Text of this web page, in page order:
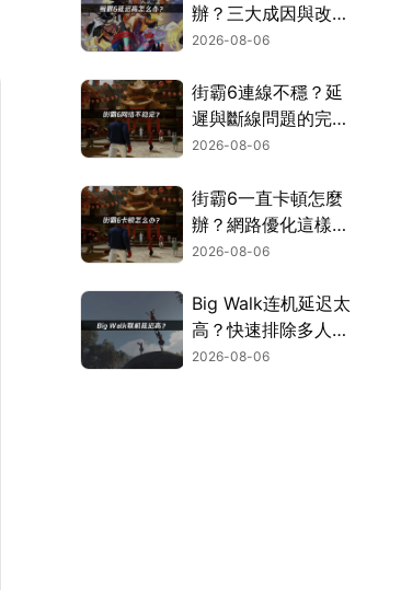
辦？三大成因與改善
對策！
2026-08-06
街霸6連線不穩？延
遲與斷線問題的完整
解決指南！
2026-08-06
街霸6一直卡頓怎麼
辦？網路優化這樣解
決！
2026-08-06
Big Walk连机延迟太
高？快速排除多人游
玩卡顿困扰！
2026-08-06